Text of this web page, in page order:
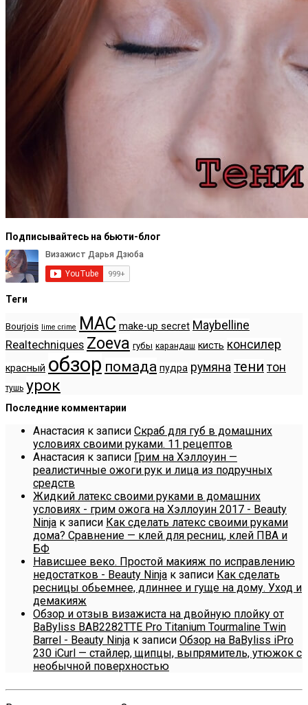
Подписывайтесь на бьюти-блог
Теги
Bourjois lime crime MAC make-up secret Maybelline
Realtechniques Zoeva губы карандаш кисть консилер
красный обзор помада пудра румяна тени тон
тушь урок
Последние комментарии
Анастасия к записи Скраб для губ в домашних
условиях своими руками. 11 рецептов
Анастасия к записи Грим на Хэллоуин —
реалистичные ожоги рук и лица из подручных
средств
Жидкий латекс своими руками в домашних
условиях - грим ожога на Хэллоуин 2017 - Beauty
Ninja к записи Как сделать латекс своими руками
дома? Сравнение — клей для ресниц, клей ПВА и
БФ
Нависшее веко. Простой макияж по исправлению
недостатков - Beauty Ninja к записи Как сделать
ресницы обьемнее, длиннее и гуще на дому. Уход и
демакияж
Обзор и отзыв визажиста на двойную плойку от
BaByliss BAB2282TTE Pro Titanium Tourmaline Twin
Barrel - Beauty Ninja к записи Обзор на BaByliss iPro
230 iCurl — стайлер, щипцы, выпрямитель, утюжок с
необычной поверхностью